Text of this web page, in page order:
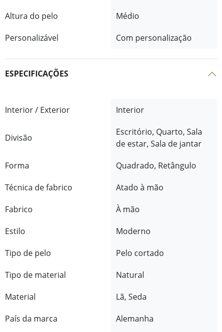
Altura do pelo
Médio
Personalizável
Com personalização
ESPECIFICAÇÕES
Interior / Exterior Interior
Divisão
Escritório, Quarto, Sala
de estar, Sala de jantar
Forma
Quadrado, Retângulo
Técnica de fabrico
Atado à mão
Fabrico
À mão
Estilo
Moderno
Tipo de pelo
Pelo cortado
Tipo de material
Natural
Material
Lã, Seda
País da marca
Alemanha